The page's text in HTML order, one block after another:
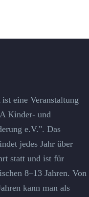
eine Veranstaltung
Kinder- und
e.V.". Das
jedes Jahr über
statt und ist für
8–13 Jahren. Von
kann man als